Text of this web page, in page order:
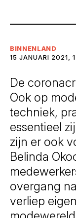
BINNENLAND
15 JANUARI 2021,
De
Ook op
techniek,
essentieel
zijn er ook
Belinda
overgang
verliep